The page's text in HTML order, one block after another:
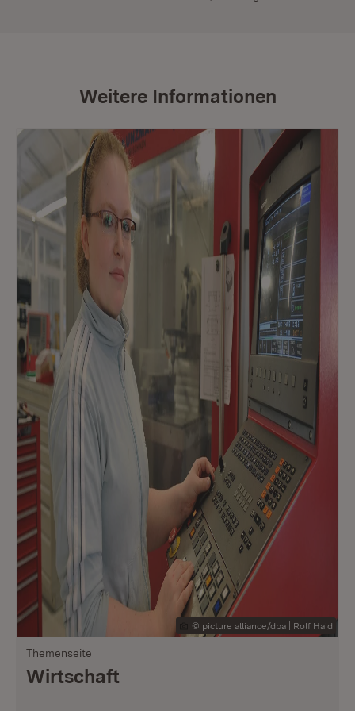
Weitere Informationen
© picture alliance/dpa | Rolf Haid
Themenseite
Wirtschaft